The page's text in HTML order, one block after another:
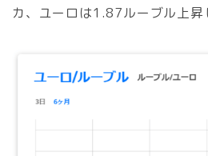
カ、ユーロは1.87ルーブル上昇